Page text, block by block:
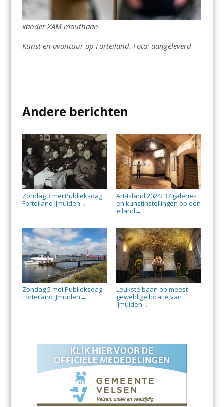
xander XAM mouthaan
Kunst en avontuur op Forteiland. Foto: aangeleverd
Andere berichten
Zondag 3 mei Publieksdag
Forteiland IJmuiden →
Art-Island 2024: 37 galeries
en kunstinstellingen op een
eiland →
Zondag 5 mei Publieksdag
Forteiland IJmuiden →
Leukste baan op meest
geweldige locatie van
IJmuiden →